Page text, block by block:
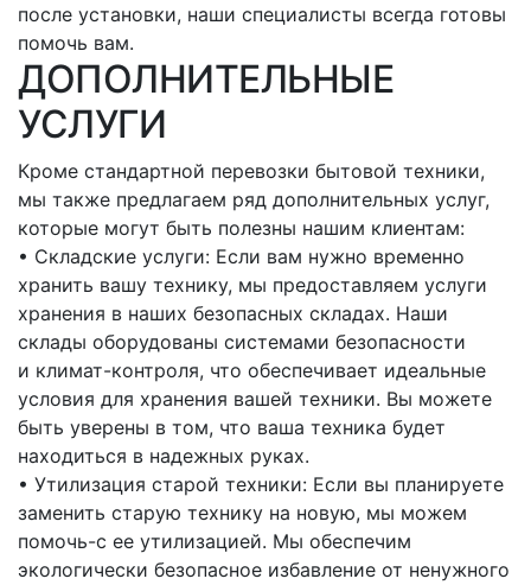
после установки, наши специалисты всегда готовы
помочь вам.
ДОПОЛНИТЕЛЬНЫЕ
УСЛУГИ
Кроме стандартной перевозки бытовой техники,
мы также предлагаем ряд дополнительных услуг,
которые могут быть полезны нашим клиентам:
• Складские услуги: Если вам нужно временно
хранить вашу технику, мы предоставляем услуги
хранения в наших безопасных складах. Наши
склады оборудованы системами безопасности
и климат-контроля, что обеспечивает идеальные
условия для хранения вашей техники. Вы можете
быть уверены в том, что ваша техника будет
находиться в надежных руках.
• Утилизация старой техники: Если вы планируете
заменить старую технику на новую, мы можем
помочь-с ее утилизацией. Мы обеспечим
экологически безопасное избавление от ненужного